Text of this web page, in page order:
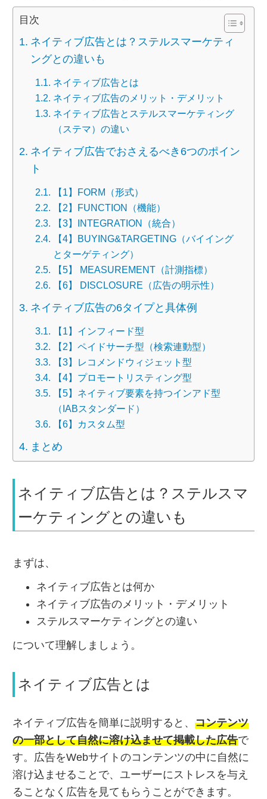
目次
ネイティブ広告とは？ステルスマーケティ
ングとの違いも
ネイティブ広告とは
ネイティブ広告のメリット・デメリット
ネイティブ広告とステルスマーケティング
（ステマ）の違い
ネイティブ広告でおさえるべき6つのポイン
ト
【1】FORM（形式）
【2】FUNCTION（機能）
【3】INTEGRATION（統合）
【4】BUYING&TARGETING（バイイング
とターゲティング）
【5】 MEASUREMENT（計測指標）
【6】 DISCLOSURE（広告の明示性）
ネイティブ広告の6タイプと具体例
【1】インフィード型
【2】ペイドサーチ型（検索連動型）
【3】レコメンドウィジェット型
【4】プロモートリスティング型
【5】ネイティブ要素を持つインアド型
（IABスタンダード）
【6】カスタム型
まとめ
ネイティブ広告とは？ステルスマ
ーケティングとの違いも
まずは、
ネイティブ広告とは何か
ネイティブ広告のメリット・デメリット
ステルスマーケティングとの違い
について理解しましょう。
ネイティブ広告とは
ネイティブ広告を簡単に説明すると、 コンテンツ
の一部として自然に溶け込ませて掲載した広告で
す。広告をWebサイトのコンテンツの中に自然に
溶け込ませることで、ユーザーにストレスを与え
ることなく広告を見てもらうことができます。